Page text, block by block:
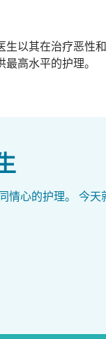
以其在治疗恶性
高水平的护理。
情心的护理。 今天